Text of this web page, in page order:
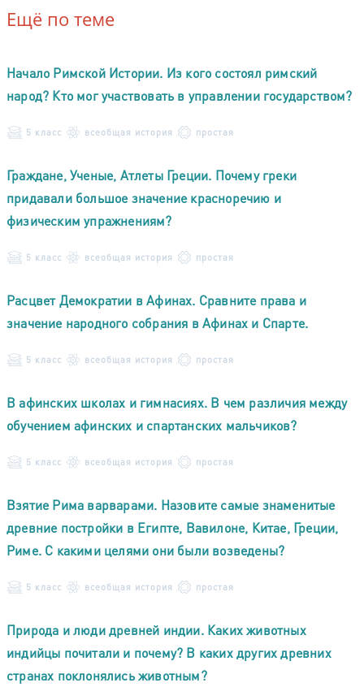
Ещё по теме
Начало Римской Истории. Из кого состоял римский
народ? Кто мог участвовать в управлении государством?
5 класс всеобщая история простая
Граждане, Ученые, Атлеты Греции. Почему греки
придавали большое значение красноречию и
физическим упражнениям?
5 класс всеобщая история простая
Расцвет Демократии в Афинах. Сравните права и
значение народного собрания в Афинах и Спарте.
5 класс всеобщая история простая
В афинских школах и гимнасиях. В чем различия между
обучением афинских и спартанских мальчиков?
5 класс всеобщая история простая
Взятие Рима варварами. Назовите самые знаменитые
древние постройки в Египте, Вавилоне, Китае, Греции,
Риме. С какими целями они были возведены?
5 класс всеобщая история простая
Природа и люди древней индии. Каких животных
индийцы почитали и почему? В каких других древних
странах поклонялись животным?